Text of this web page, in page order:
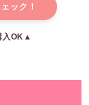
ック！
入OK▲